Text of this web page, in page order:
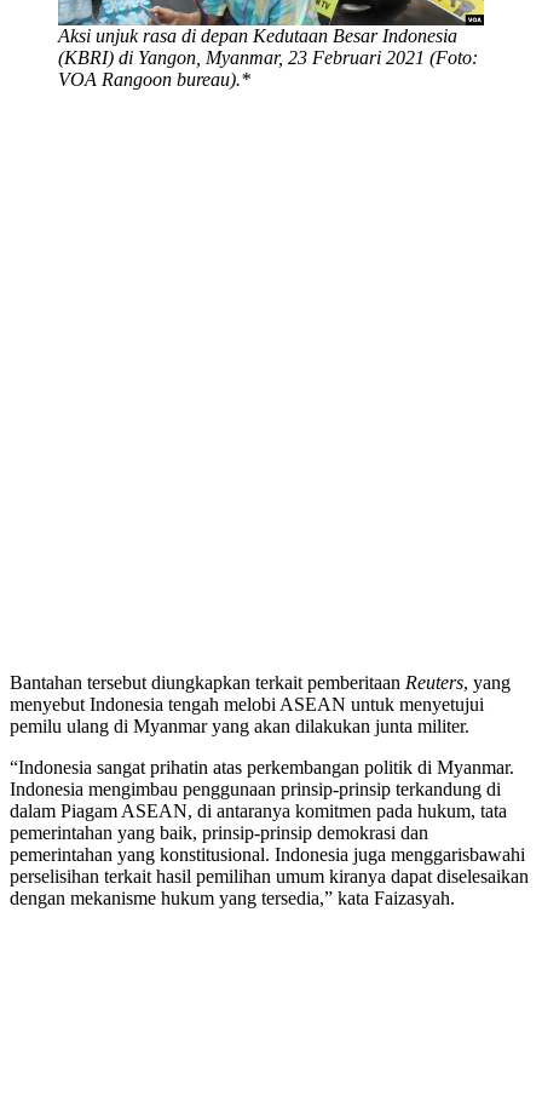
Aksi unjuk rasa di depan Kedutaan Besar Indonesia
(KBRI) di Yangon, Myanmar, 23 Februari 2021 (Foto:
VOA Rangoon bureau).*
Bantahan tersebut diungkapkan terkait pemberitaan Reuters, yang
menyebut Indonesia tengah melobi ASEAN untuk menyetujui
pemilu ulang di Myanmar yang akan dilakukan junta militer.
“Indonesia sangat prihatin atas perkembangan politik di Myanmar.
Indonesia mengimbau penggunaan prinsip-prinsip terkandung di
dalam Piagam ASEAN, di antaranya komitmen pada hukum, tata
pemerintahan yang baik, prinsip-prinsip demokrasi dan
pemerintahan yang konstitusional. Indonesia juga menggarisbawahi
perselisihan terkait hasil pemilihan umum kiranya dapat diselesaikan
dengan mekanisme hukum yang tersedia,” kata Faizasyah.